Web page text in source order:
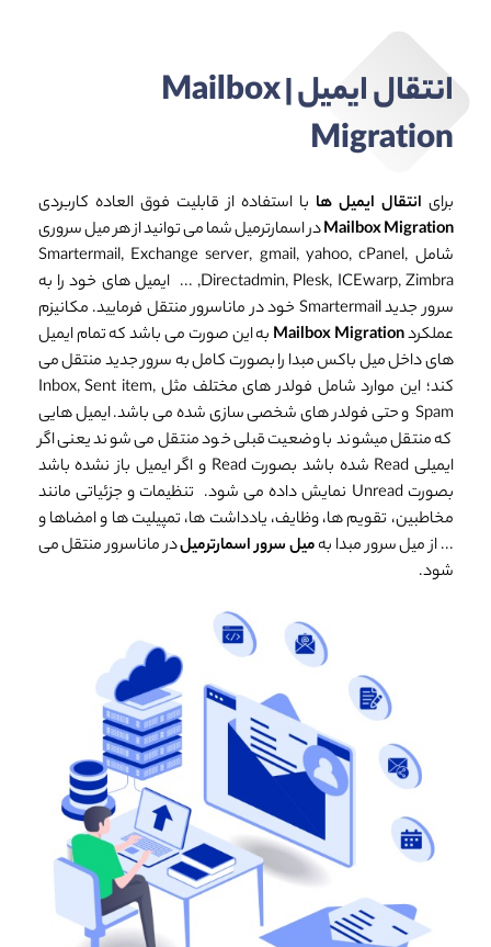
انتقال ایمیل | Mailbox
Migration
برای انتقال ایمیل ها با استفاده از قابلیت فوق العاده کاربردی
Mailbox Migrationدر اسمارترمیل شما می توانید از هر میل سروری
شامل Smartermail, Exchange server, gmail, yahoo, cPanel,
Directadmin, Plesk, ICEwarp, Zimbra, ... ایمیل های خود را به
سرور جدید Smartermail خود در ماناسرور منتقل فرمایید. مکانیزم
عملکردMailbox Migration به این صورت می باشد که تمام ایمیل
های داخل میل باکس مبدا را بصورت کامل به سرور جدید منتقل می
کند؛ این موارد شامل فولدر های مختلف مثل Inbox, Sent item,
Spam و حتی فولدر های شخصی سازی شده می باشد. ایمیل هایی
که منتقل میشوند با وضعیت قبلی خود منتقل می شوند یعنی اگر
ایمیلی Read شده باشد بصورت Read و اگر ایمیل باز نشده باشد
بصورت Unread نمایش داده می شود. تنظیمات و جزئیاتی مانند
مخاطبین، تقویم ها، وظایف، یادداشت ها، تمپیلیت ها و امضاها و
... از میل سرور مبدا بهمیل سرور اسمارترمیلدر ماناسرور منتقل می
شود.